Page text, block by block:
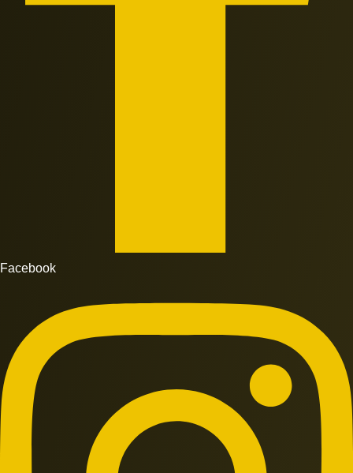
Facebook